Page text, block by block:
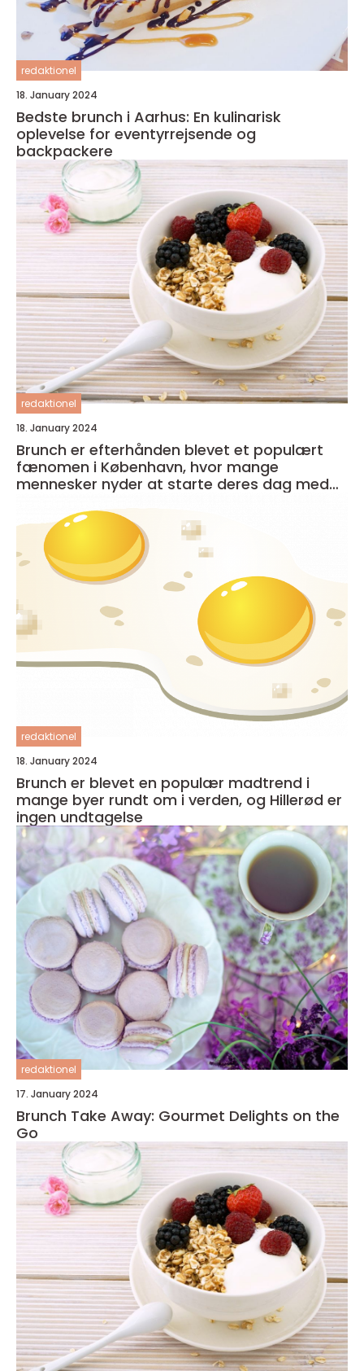
redaktionel
18. January 2024
Bedste brunch i Aarhus: En kulinarisk
oplevelse for eventyrrejsende og
backpackere
redaktionel
18. January 2024
Brunch er efterhånden blevet et populært
fænomen i København, hvor mange
mennesker nyder at starte deres dag med
redaktionel
18. January 2024
Brunch er blevet en populær madtrend i
mange byer rundt om i verden, og Hillerød er
ingen undtagelse
redaktionel
17. January 2024
Brunch Take Away: Gourmet Delights on the
Go